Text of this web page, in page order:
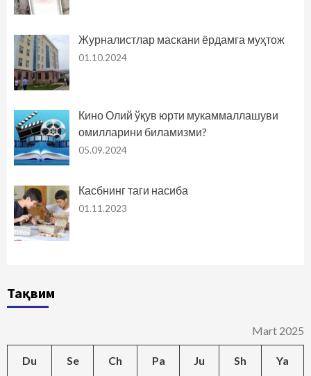
Журналистлар маскани ёрдамга муҳтож
01.10.2024
Кино Олий ўқув юрти мукаммаллашуви
омилларини биламизми?
05.09.2024
Касбнинг таги насиба
01.11.2023
Тақвим
Mart 2025
Du Se Ch Pa Ju Sh Ya